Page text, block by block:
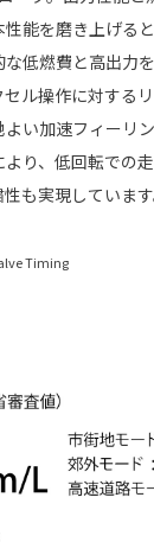
能を磨き上げる
低燃費と高出力
ル操作に対する
い加速フィーリン
り、低回転での
も実現しています
Timing